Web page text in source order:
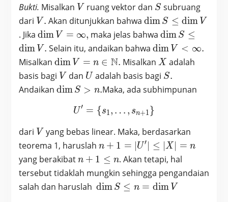
\leq
\dim
V.
Bukti. Misalkan V
V ruang vektor dan S
S subruang
dari V.
V . Akan ditunjukkan bahwa\dim
S
\leq
\dim
V
dim S ≤ dim V
. Jika \dim
V =
\infty,
dim V = ∞, maka jelas bahwa \dim
S
\leq
\dim
V.
dim S ≤
dim V . Selain itu, andaikan bahwa\dim
V <
\infty.
dim V < ∞.
Misalkan \dim V = n
\in
\mathbb{N}.
dim V = n ∈ N. Misalkan X
X adalah
basis bagi V
V dan U
U adalah basis bagi S.
S.
Andaikan \dim
dim S > n.Maka, ada subhimpunan
U^{\prime} = \{s_1, …,
U′ = { s1, … , sn+1 }
dari V
V yang bebas linear. Maka, berdasarkan
teorema 1, haruslah n+1 =
|U^{\prime}|
\leq |X| = n
n + 1 = U′ ≤ X = n
yang berakibatn+1
\leq
n
n + 1 ≤ n. Akan tetapi, hal
tersebut tidaklah mungkin sehingga pengandaian
salah dan haruslah \dim
dim S ≤ n = dim V